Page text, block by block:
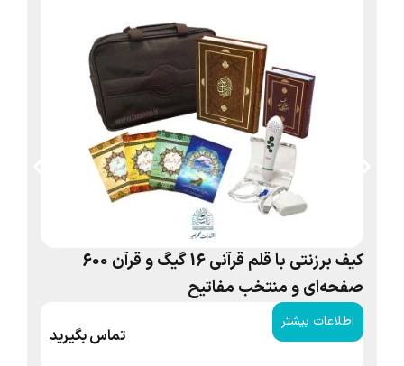
کیف برزنتی با قلم قرآنی 16 گیگ و قرآن 600
صفحه‌ای و منتخب مفاتیح
اطلاعات بیشتر
تماس بگیرید